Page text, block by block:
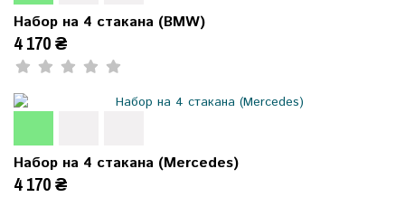
Набор на 4 стакана (BMW)
4 170 ₴
Набор на 4 стакана (Mercedes)
4 170 ₴